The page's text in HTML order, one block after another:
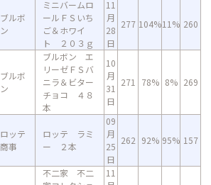
ブルボ
ン
ミニバームロ
ールＦＳいち
ご＆ホワイ
ト ２０３ｇ
11
月
28
日
277 104%11% 260
ブルボ
ン
ブルボン エ
リーゼＦＳバ
ニラ＆ビター
チョコ ４８
本
10
月
31
日
271 78% 8% 269
ロッテ
商事
ロッテ ラミ
ー ２本
09
月
25
日
262 92% 95% 157
不二家 不二
11